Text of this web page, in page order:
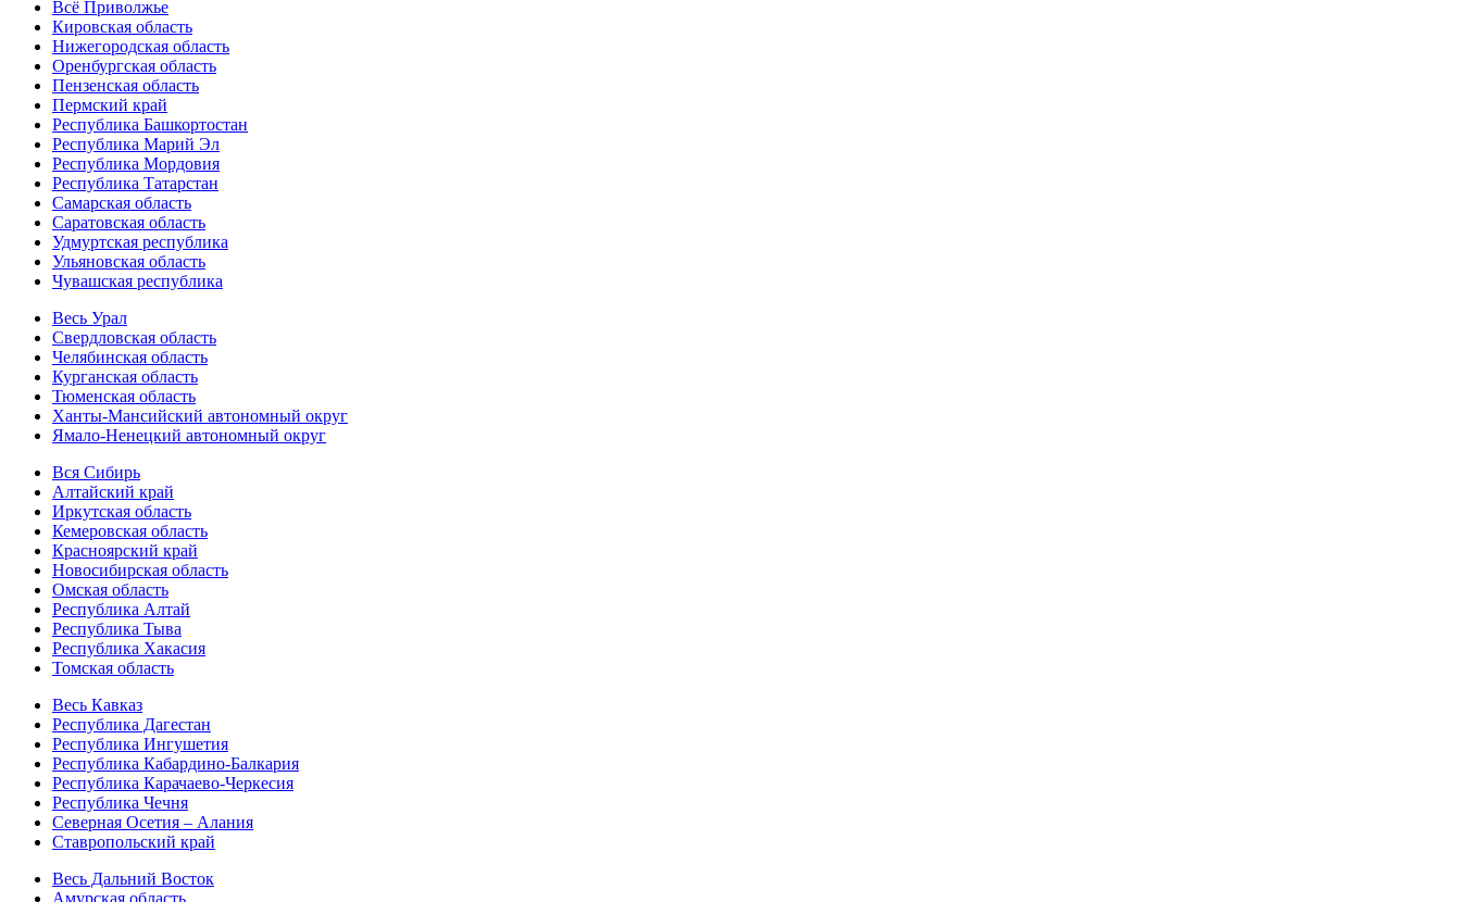
Всё Приволжье
Кировская область
Нижегородская область
Оренбургская область
Пензенская область
Пермский край
Республика Башкортостан
Республика Марий Эл
Республика Мордовия
Республика Татарстан
Самарская область
Саратовская область
Удмуртская республика
Ульяновская область
Чувашская республика
Весь Урал
Свердловская область
Челябинская область
Курганская область
Тюменская область
Ханты-Мансийский автономный округ
Ямало-Ненецкий автономный округ
Вся Сибирь
Алтайский край
Иркутская область
Кемеровская область
Красноярский край
Новосибирская область
Омская область
Республика Алтай
Республика Тыва
Республика Хакасия
Томская область
Весь Кавказ
Республика Дагестан
Республика Ингушетия
Республика Кабардино-Балкария
Республика Карачаево-Черкесия
Республика Чечня
Северная Осетия – Алания
Ставропольский край
Весь Дальний Восток
Амурская область